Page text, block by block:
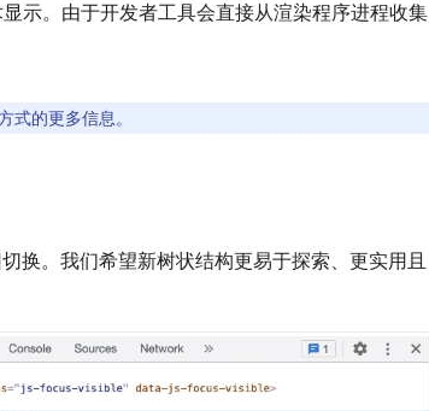
示。由于开发者工具会直接从渲染程序进程收集
式的更多信息。
换。我们希望新树状结构更易于探索、更实用且